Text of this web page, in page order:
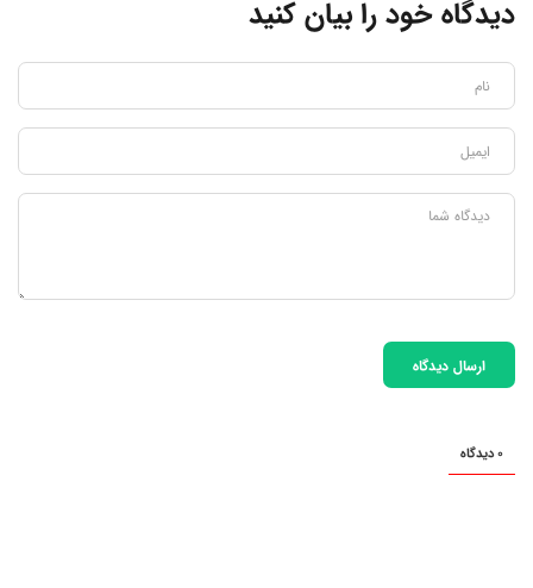
دیدگاه خود را بیان کنید
ارسال دیدگاه
0 دیدگاه